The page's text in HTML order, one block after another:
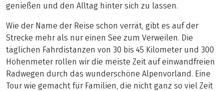
genießen und den Alltag hinter sich zu lassen.
Wie der Name der Reise schon verrät, gibt es auf der
Strecke mehr als nur einen See zum Verweilen. Die
täglichen Fahrdistanzen von 30 bis 45 Kilometer und 300
Höhenmeter rollen wir die meiste Zeit auf einwandfreien
Radwegen durch das wunderschöne Alpenvorland. Eine
Tour wie gemacht für Familien, die nicht ganz so viel Zeit